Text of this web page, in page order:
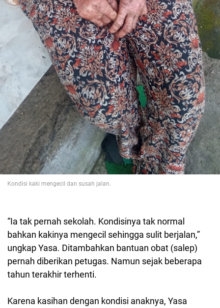
Kondisi kaki mengecil dan susah jalan.
“Ia tak pernah sekolah. Kondisinya tak normal
bahkan kakinya mengecil sehingga sulit berjalan,”
ungkap Yasa. Ditambahkan bantuan obat (salep)
pernah diberikan petugas. Namun sejak beberapa
tahun terakhir terhenti.
Karena kasihan dengan kondisi anaknya, Yasa